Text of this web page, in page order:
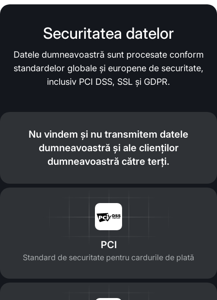
Securitatea datelor
Datele dumneavoastră sunt procesate conform
standardelor globale și europene de securitate,
inclusiv PCI DSS, SSL și GDPR.
Nu vindem și nu transmitem datele
dumneavoastră și ale clienților
dumneavoastră către terți.
PCI
Standard de securitate pentru cardurile de plată